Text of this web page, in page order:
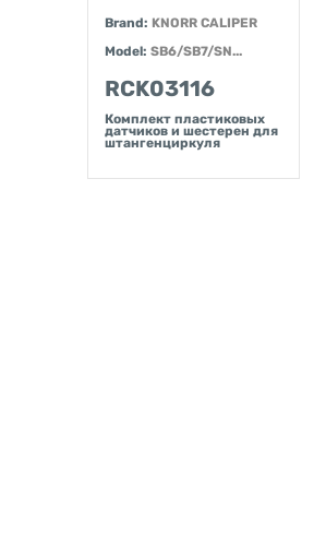
Brand: KNORR CALIPER
Model: SB6/SB7/SN...
RCK03116
Комплект пластиковых
датчиков и шестерен для
штангенциркуля